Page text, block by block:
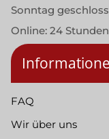
Sonntag
Online: 24
FAQ
Wir über uns